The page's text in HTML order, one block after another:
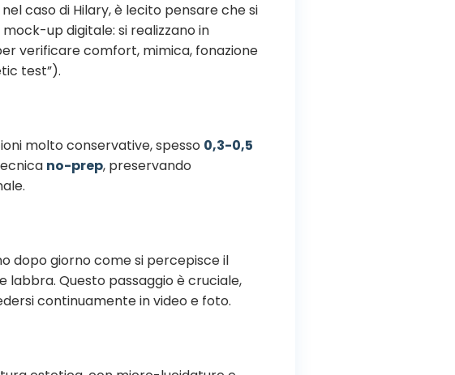
caso di Hilary, è lecito pensare che si
mock-up digitale: si realizzano in
verificare comfort, mimica, fonazione
test”).
molto conservative, spesso 0,3-0,5
no-prep, preservando
dopo giorno come si percepisce il
labbra. Questo passaggio è cruciale,
continuamente in video e foto.